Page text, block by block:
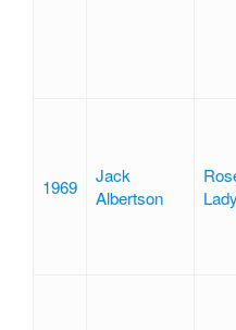
1969
Jack
Albertson
Lady